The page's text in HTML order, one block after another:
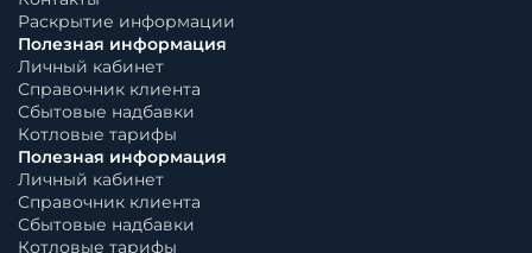
Раскрытие информации
Полезная информация
Личный кабинет
Справочник клиента
Сбытовые надбавки
Котловые тарифы
Полезная информация
Личный кабинет
Справочник клиента
Сбытовые надбавки
Котловые тарифы